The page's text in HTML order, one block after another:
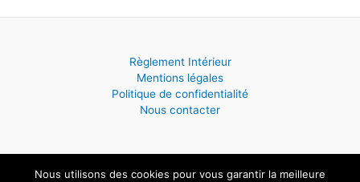
Règlement Intérieur
Mentions légales
Politique de confidentialité
Nous contacter
Nous utilisons des cookies pour vous garantir la meilleure